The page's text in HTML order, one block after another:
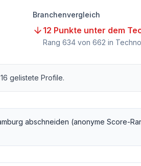
Branchenvergleich
12 Punkte unter dem
Rang 634 von 662 in
16 gelistete Profile.
abschneiden (anonyme Score-